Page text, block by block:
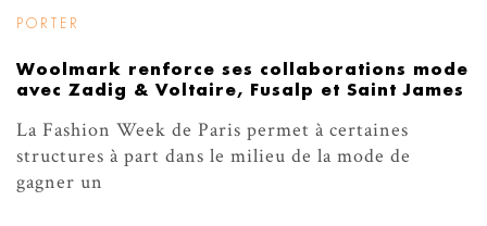
PORTER
Woolmark renforce ses collaborations mode
avec Zadig & Voltaire, Fusalp et Saint James
La Fashion Week de Paris permet à certaines
structures à part dans le milieu de la mode de
gagner un